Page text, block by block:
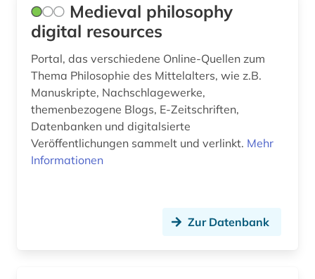
Medieval philosophy
digital resources
Portal, das verschiedene Online-Quellen zum
Thema Philosophie des Mittelalters, wie z.B.
Manuskripte, Nachschlagewerke,
themenbezogene Blogs, E-Zeitschriften,
Datenbanken und digitalsierte
Veröffentlichungen sammelt und verlinkt. Mehr
Informationen
Zur Datenbank